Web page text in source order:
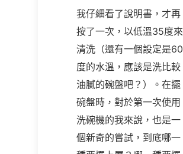
我仔細看了說明書，才再
按了一次，以低溫35度來
清洗（還有一個設定是60
度的水溫，應該是洗比較
油膩的碗盤吧？）。在擺
碗盤時，對於第一次使用
洗碗機的我來說，也是一
個新奇的嘗試，到底哪一